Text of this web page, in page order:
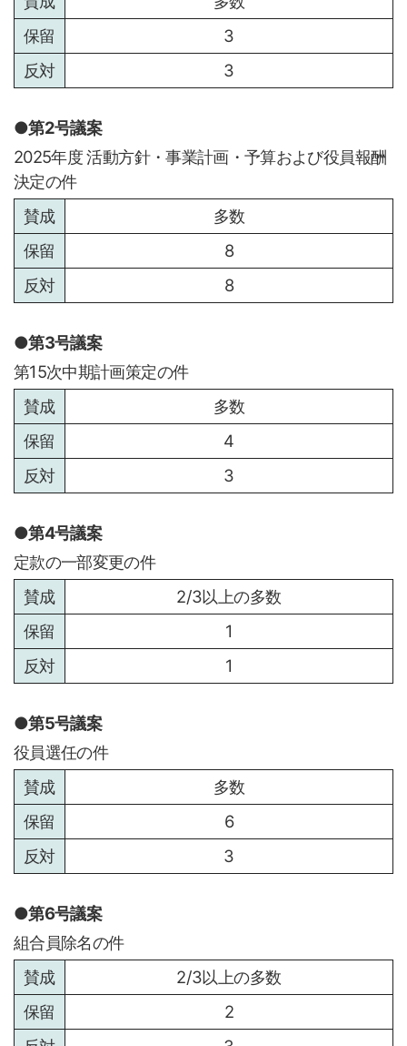
3
3
第2号議案
2025年度 活動方針・事業計画・予算および役員報酬
決定の件
多数
8
8
第3号議案
第15次中期計画策定の件
多数
4
3
第4号議案
定款の一部変更の件
2/3以上の多数
1
1
第5号議案
役員選任の件
多数
6
3
第6号議案
組合員除名の件
2/3以上の多数
2